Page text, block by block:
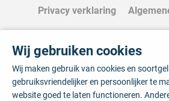
Privacy verklaring
Wij gebruiken cookies
Wij maken gebruik van cookies en
gebruiksvriendelijker en persoonlijker te
website goed te laten functioneren.